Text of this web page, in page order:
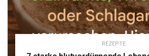
REZEPTE